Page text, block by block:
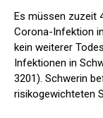
Es müssen zuzeit
Corona-Infektion
kein weiterer
Infektionen in
3201). Schwerin
risikogewichteten